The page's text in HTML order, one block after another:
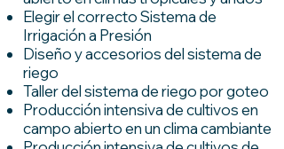
Elegir el correcto Sistema de
Irrigación a Presión
Diseño y accesorios del sistema de
riego
Taller del sistema de riego por goteo
Producción intensiva de cultivos en
campo abierto en un clima cambiante